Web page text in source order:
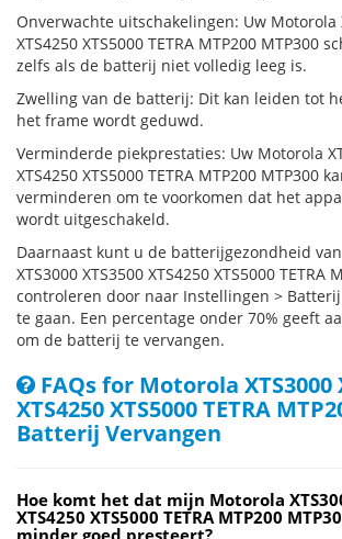
Onverwachte uitschakelingen: Uw Motorola
XTS4250 XTS5000 TETRA MTP200 MTP300
zelfs als de batterij niet volledig leeg is.
Zwelling van de batterij: Dit kan leiden tot
het frame wordt geduwd.
Verminderde piekprestaties: Uw Motorola
XTS4250 XTS5000 TETRA MTP200 MTP300
verminderen om te voorkomen dat het
wordt uitgeschakeld.
Daarnaast kunt u de batterijgezondheid
XTS3000 XTS3500 XTS4250 XTS5000 TETRA
controleren door naar Instellingen >
te gaan. Een percentage onder 70% geeft
om de batterij te vervangen.
FAQs for Motorola XTS3000
XTS4250 XTS5000 TETRA
Batterij Vervangen
Hoe komt het dat mijn Motorola
XTS4250 XTS5000 TETRA MTP200
minder goed presteert?